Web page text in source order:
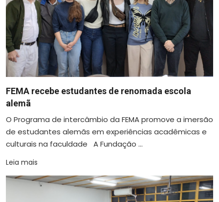
FEMA recebe estudantes de renomada escola
alemã
O Programa de intercâmbio da FEMA promove a imersão
de estudantes alemãs em experiências acadêmicas e
culturais na faculdade A Fundação ...
Leia mais